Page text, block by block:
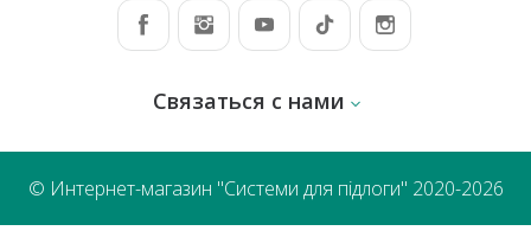
Связаться с нами
© Интернет-магазин "Системи для підлоги" 2020-2026